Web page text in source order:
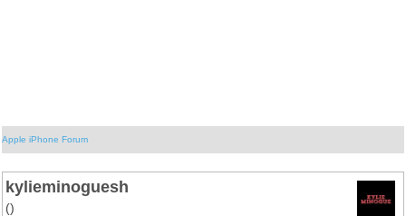
Apple iPhone Forum
kylieminoguesh
()